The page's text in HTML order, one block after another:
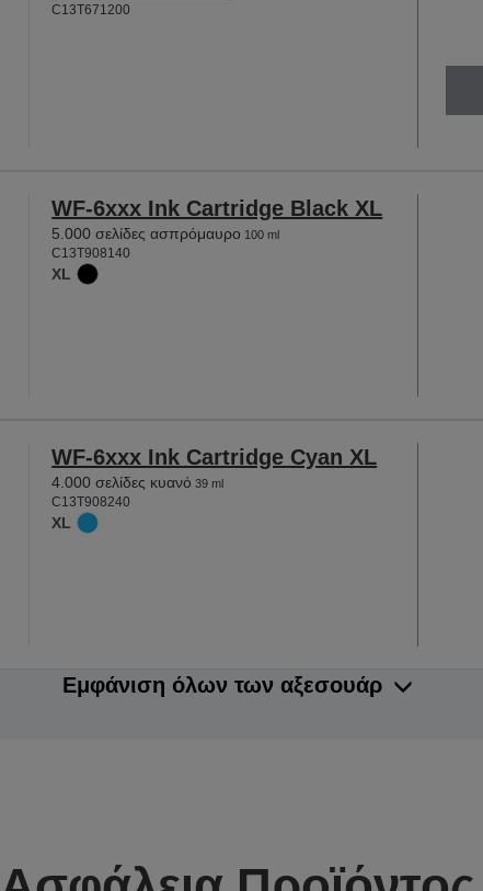
C13T671200
WF-6xxx Ink Cartridge Black XL
5.000 σελίδες ασπρόμαυρο 100 ml
C13T908140
XL
WF-6xxx Ink Cartridge Cyan XL
4.000 σελίδες κυανό 39 ml
C13T908240
XL
Εμφάνιση όλων των αξεσουάρ